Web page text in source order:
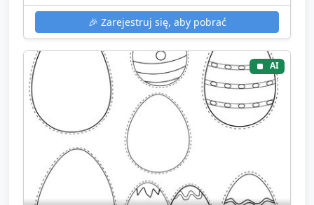
🎉 Zarejestruj się, aby pobrać
AI